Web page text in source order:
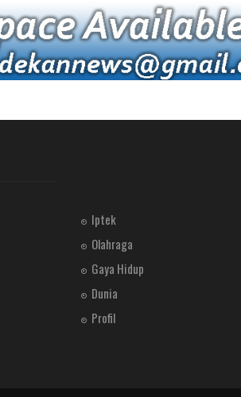
Iptek
Olahraga
Gaya Hidup
Dunia
Profil